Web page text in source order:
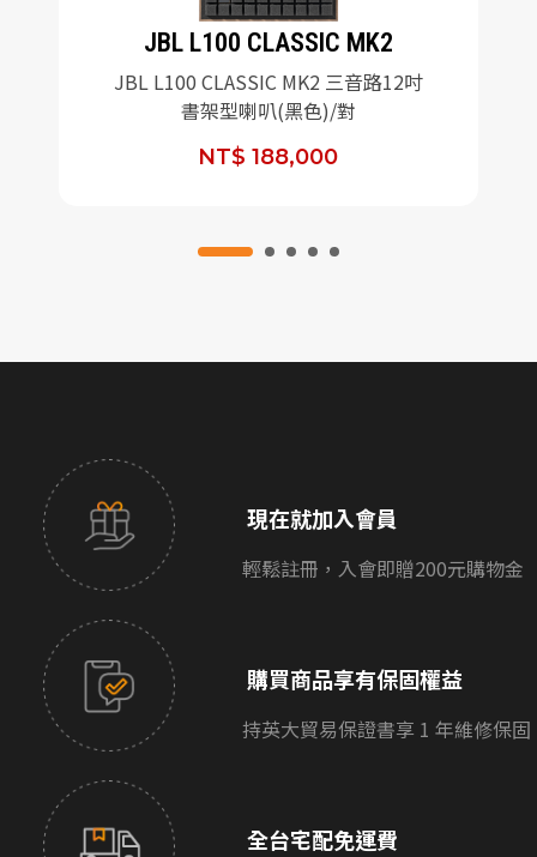
JBL L100 CLASSIC MK2
JBL L100 CLASSIC MK2 三音路12吋
書架型喇叭(黑色)/對
NT$ 188,000
現在就加入會員
輕鬆註冊，入會即贈200元購物金
購買商品享有保固權益
持英大貿易保證書享 1 年維修保固
全台宅配免運費